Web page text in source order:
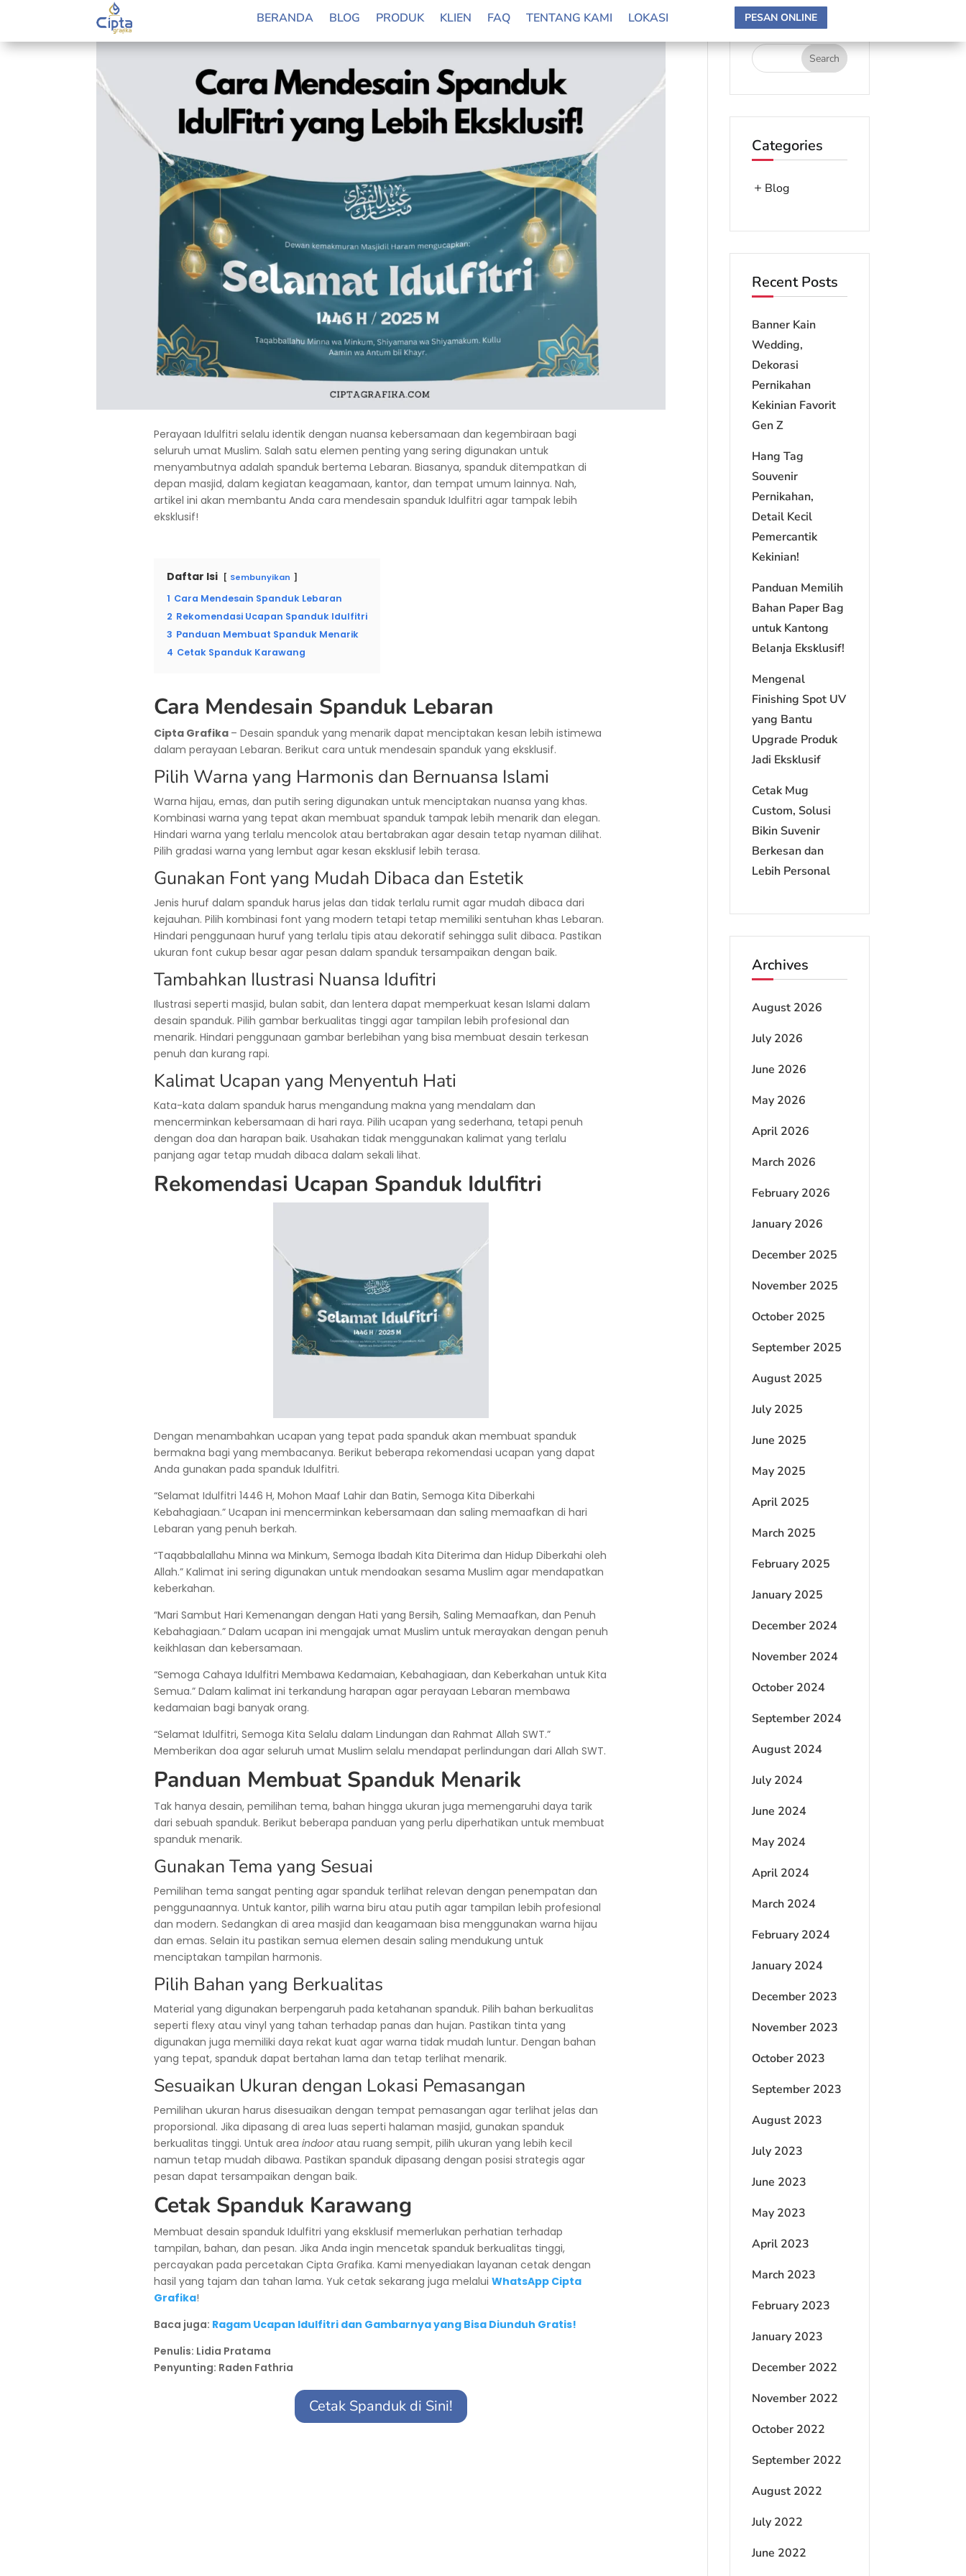
BERANDA BLOG PRODUK KLIEN FAQ TENTANG KAMI LOKASI PESAN ONLINE
byLidia Pratama Febrian Mar 26, 2025|Blog
Perayaan Idulfitri selalu identik dengan nuansa kebersamaan dan kegembiraan bagi
seluruh umat Muslim. Salah satu elemen penting yang sering digunakan untuk
menyambutnya adalah spanduk bertema Lebaran. Biasanya, spanduk ditempatkan di
depan masjid, dalam kegiatan keagamaan, kantor, dan tempat umum lainnya. Nah,
artikel ini akan membantu Anda cara mendesain spanduk Idulfitri agar tampak lebih
eksklusif!
Daftar Isi Sembunyikan
1 Cara Mendesain Spanduk Lebaran
2 Rekomendasi Ucapan Spanduk Idulfitri
3 Panduan Membuat Spanduk Menarik
4 Cetak Spanduk Karawang
Cara Mendesain Spanduk Lebaran
Cipta Grafika – Desain spanduk yang menarik dapat menciptakan kesan lebih istimewa
dalam perayaan Lebaran. Berikut cara untuk mendesain spanduk yang eksklusif.
Pilih Warna yang Harmonis dan Bernuansa Islami
Warna hijau, emas, dan putih sering digunakan untuk menciptakan nuansa yang khas.
Kombinasi warna yang tepat akan membuat spanduk tampak lebih menarik dan elegan.
Hindari warna yang terlalu mencolok atau bertabrakan agar desain tetap nyaman dilihat.
Pilih gradasi warna yang lembut agar kesan eksklusif lebih terasa.
Gunakan Font yang Mudah Dibaca dan Estetik
Jenis huruf dalam spanduk harus jelas dan tidak terlalu rumit agar mudah dibaca dari
kejauhan. Pilih kombinasi font yang modern tetapi tetap memiliki sentuhan khas Lebaran.
Hindari penggunaan huruf yang terlalu tipis atau dekoratif sehingga sulit dibaca. Pastikan
ukuran font cukup besar agar pesan dalam spanduk tersampaikan dengan baik.
Tambahkan Ilustrasi Nuansa Idufitri
Ilustrasi seperti masjid, bulan sabit, dan lentera dapat memperkuat kesan Islami dalam
desain spanduk. Pilih gambar berkualitas tinggi agar tampilan lebih profesional dan
menarik. Hindari penggunaan gambar berlebihan yang bisa membuat desain terkesan
penuh dan kurang rapi.
Kalimat Ucapan yang Menyentuh Hati
Kata-kata dalam spanduk harus mengandung makna yang mendalam dan
mencerminkan kebersamaan di hari raya. Pilih ucapan yang sederhana, tetapi penuh
dengan doa dan harapan baik. Usahakan tidak menggunakan kalimat yang terlalu
panjang agar tetap mudah dibaca dalam sekali lihat.
Rekomendasi Ucapan Spanduk Idulfitri
Dengan menambahkan ucapan yang tepat pada spanduk akan membuat spanduk
bermakna bagi yang membacanya. Berikut beberapa rekomendasi ucapan yang dapat
Anda gunakan pada spanduk Idulfitri.
“Selamat Idulfitri 1446 H, Mohon Maaf Lahir dan Batin, Semoga Kita Diberkahi
Kebahagiaan.” Ucapan ini mencerminkan kebersamaan dan saling memaafkan di hari
Lebaran yang penuh berkah.
“Taqabbalallahu Minna wa Minkum, Semoga Ibadah Kita Diterima dan Hidup Diberkahi oleh
Allah.” Kalimat ini sering digunakan untuk mendoakan sesama Muslim agar mendapatkan
keberkahan.
“Mari Sambut Hari Kemenangan dengan Hati yang Bersih, Saling Memaafkan, dan Penuh
Kebahagiaan.” Dalam ucapan ini mengajak umat Muslim untuk merayakan dengan penuh
keikhlasan dan kebersamaan.
“Semoga Cahaya Idulfitri Membawa Kedamaian, Kebahagiaan, dan Keberkahan untuk Kita
Semua.” Dalam kalimat ini terkandung harapan agar perayaan Lebaran membawa
kedamaian bagi banyak orang.
“Selamat Idulfitri, Semoga Kita Selalu dalam Lindungan dan Rahmat Allah SWT.”
Memberikan doa agar seluruh umat Muslim selalu mendapat perlindungan dari Allah SWT.
Panduan Membuat Spanduk Menarik
Tak hanya desain, pemilihan tema, bahan hingga ukuran juga memengaruhi daya tarik
dari sebuah spanduk. Berikut beberapa panduan yang perlu diperhatikan untuk membuat
spanduk menarik.
Gunakan Tema yang Sesuai
Pemilihan tema sangat penting agar spanduk terlihat relevan dengan penempatan dan
penggunaannya. Untuk kantor, pilih warna biru atau putih agar tampilan lebih profesional
dan modern. Sedangkan di area masjid dan keagamaan bisa menggunakan warna hijau
dan emas. Selain itu pastikan semua elemen desain saling mendukung untuk
menciptakan tampilan harmonis.
Pilih Bahan yang Berkualitas
Material yang digunakan berpengaruh pada ketahanan spanduk. Pilih bahan berkualitas
seperti flexy atau vinyl yang tahan terhadap panas dan hujan. Pastikan tinta yang
digunakan juga memiliki daya rekat kuat agar warna tidak mudah luntur. Dengan bahan
yang tepat, spanduk dapat bertahan lama dan tetap terlihat menarik.
Sesuaikan Ukuran dengan Lokasi Pemasangan
Pemilihan ukuran harus disesuaikan dengan tempat pemasangan agar terlihat jelas dan
proporsional. Jika dipasang di area luas seperti halaman masjid, gunakan spanduk
berkualitas tinggi. Untuk area indooratau ruang sempit, pilih ukuran yang lebih kecil
namun tetap mudah dibawa. Pastikan spanduk dipasang dengan posisi strategis agar
pesan dapat tersampaikan dengan baik.
Cetak Spanduk Karawang
Membuat desain spanduk Idulfitri yang eksklusif memerlukan perhatian terhadap
tampilan, bahan, dan pesan. Jika Anda ingin mencetak spanduk berkualitas tinggi,
percayakan pada percetakan Cipta Grafika. Kami menyediakan layanan cetak dengan
hasil yang tajam dan tahan lama. Yuk cetak sekarang juga melalui WhatsApp Cipta
Grafika!
Baca juga: Ragam Ucapan Idulfitri dan Gambarnya yang Bisa Diunduh Gratis!
Penulis: Lidia Pratama
Penyunting: Raden Fathria
Cetak Spanduk di Sini!
search here
Categories
Blog
Recent Posts
Banner Kain
Wedding,
Dekorasi
Pernikahan
Kekinian Favorit
Gen Z
Hang Tag
Souvenir
Pernikahan,
Detail Kecil
Pemercantik
Kekinian!
Panduan Memilih
Bahan Paper Bag
untuk Kantong
Belanja Eksklusif!
Mengenal
Finishing Spot UV
yang Bantu
Upgrade Produk
Jadi Eksklusif
Cetak Mug
Custom, Solusi
Bikin Suvenir
Berkesan dan
Lebih Personal
Archives
August 2026
July 2026
June 2026
May 2026
April 2026
March 2026
February 2026
January 2026
December 2025
November 2025
October 2025
September 2025
August 2025
July 2025
June 2025
May 2025
April 2025
March 2025
February 2025
January 2025
December 2024
November 2024
October 2024
September 2024
August 2024
July 2024
June 2024
May 2024
April 2024
March 2024
February 2024
January 2024
December 2023
November 2023
October 2023
September 2023
August 2023
July 2023
June 2023
May 2023
April 2023
March 2023
February 2023
January 2023
December 2022
November 2022
October 2022
September 2022
August 2022
July 2022
June 2022